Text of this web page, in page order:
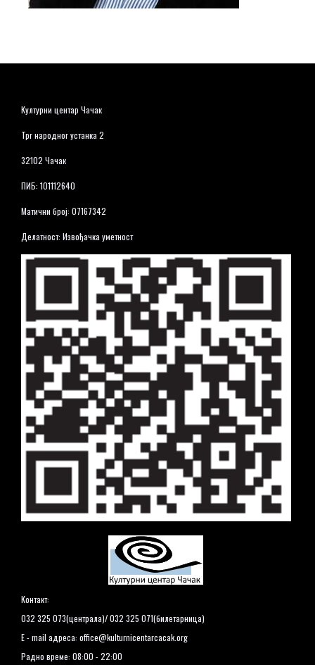
Културни центар Чачак
Трг народног устанка 2
32102 Чачак
ПИБ: 101112640
Матични број: 07167342
Делатност: Извођачка уметност
Контакт:
032 325 073(централа)/ 032 325 071(билетарница)
E - mail адреса: office@kulturnicentarcacak.org
Радно време: 08:00 - 22:00